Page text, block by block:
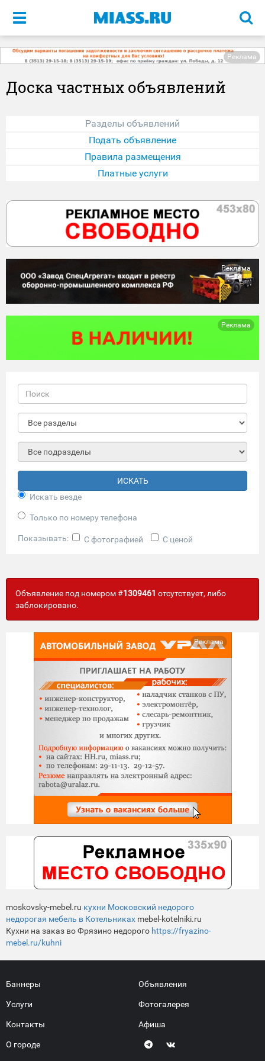
Меню
Реклама
Доска частных объявлений
Разделы объявлений
Подать объявление
Правила размещения
Платные услуги
Реклама
Реклама
ИСКАТЬ
Искать везде
Только по номеру телефона
Показывать: С фотографией С ценой
Объявление под номером #1309461 отсутствует, либо
заблокировано.
Реклама
moskovsky-mebel.ru кухни Московский недорого
недорогая мебель в Котельниках mebel-kotelniki.ru
Кухни на заказ во Фрязино недорого https://fryazino-
mebel.ru/kuhni
Баннеры
Услуги
Контакты
О городе
Объявления
Фотогалерея
Афиша